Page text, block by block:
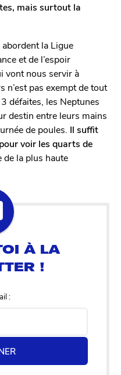
mais surtout la
la Ligue
et de l’espoir
vont nous servir à
n’est pas exempt de tout
défaites, les Neptunes
destin entre leurs mains
de poules. Il suffit
voir les quarts de
de la plus haute
: